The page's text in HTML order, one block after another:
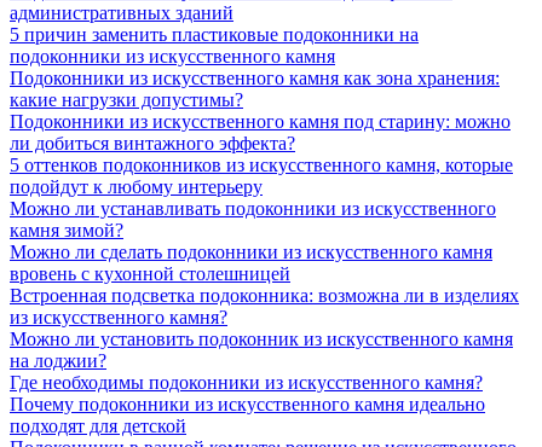
административных зданий
5 причин заменить пластиковые подоконники на
подоконники из искусственного камня
Подоконники из искусственного камня как зона хранения:
какие нагрузки допустимы?
Подоконники из искусственного камня под старину: можно
ли добиться винтажного эффекта?
5 оттенков подоконников из искусственного камня, которые
подойдут к любому интерьеру
Можно ли устанавливать подоконники из искусственного
камня зимой?
Можно ли сделать подоконники из искусственного камня
вровень с кухонной столешницей
Встроенная подсветка подоконника: возможна ли в изделиях
из искусственного камня?
Можно ли установить подоконник из искусственного камня
на лоджии?
Где необходимы подоконники из искусственного камня?
Почему подоконники из искусственного камня идеально
подходят для детской